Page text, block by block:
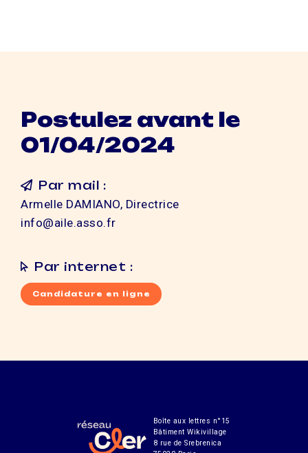
Postulez avant le
01/04/2024
Par mail :
Armelle DAMIANO, Directrice
info@aile.asso.fr
Par internet :
Candidature en ligne
Boîte aux lettres n°15
Bâtiment Wikivillage
8 rue de Srebrenica